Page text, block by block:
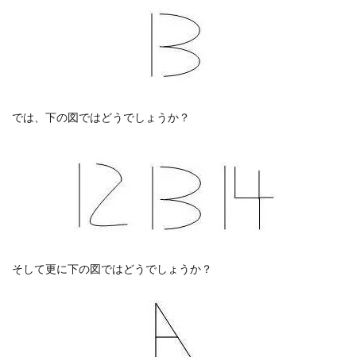
では、下の図ではどうでしょうか？
そして更に下の図ではどうでしょうか？